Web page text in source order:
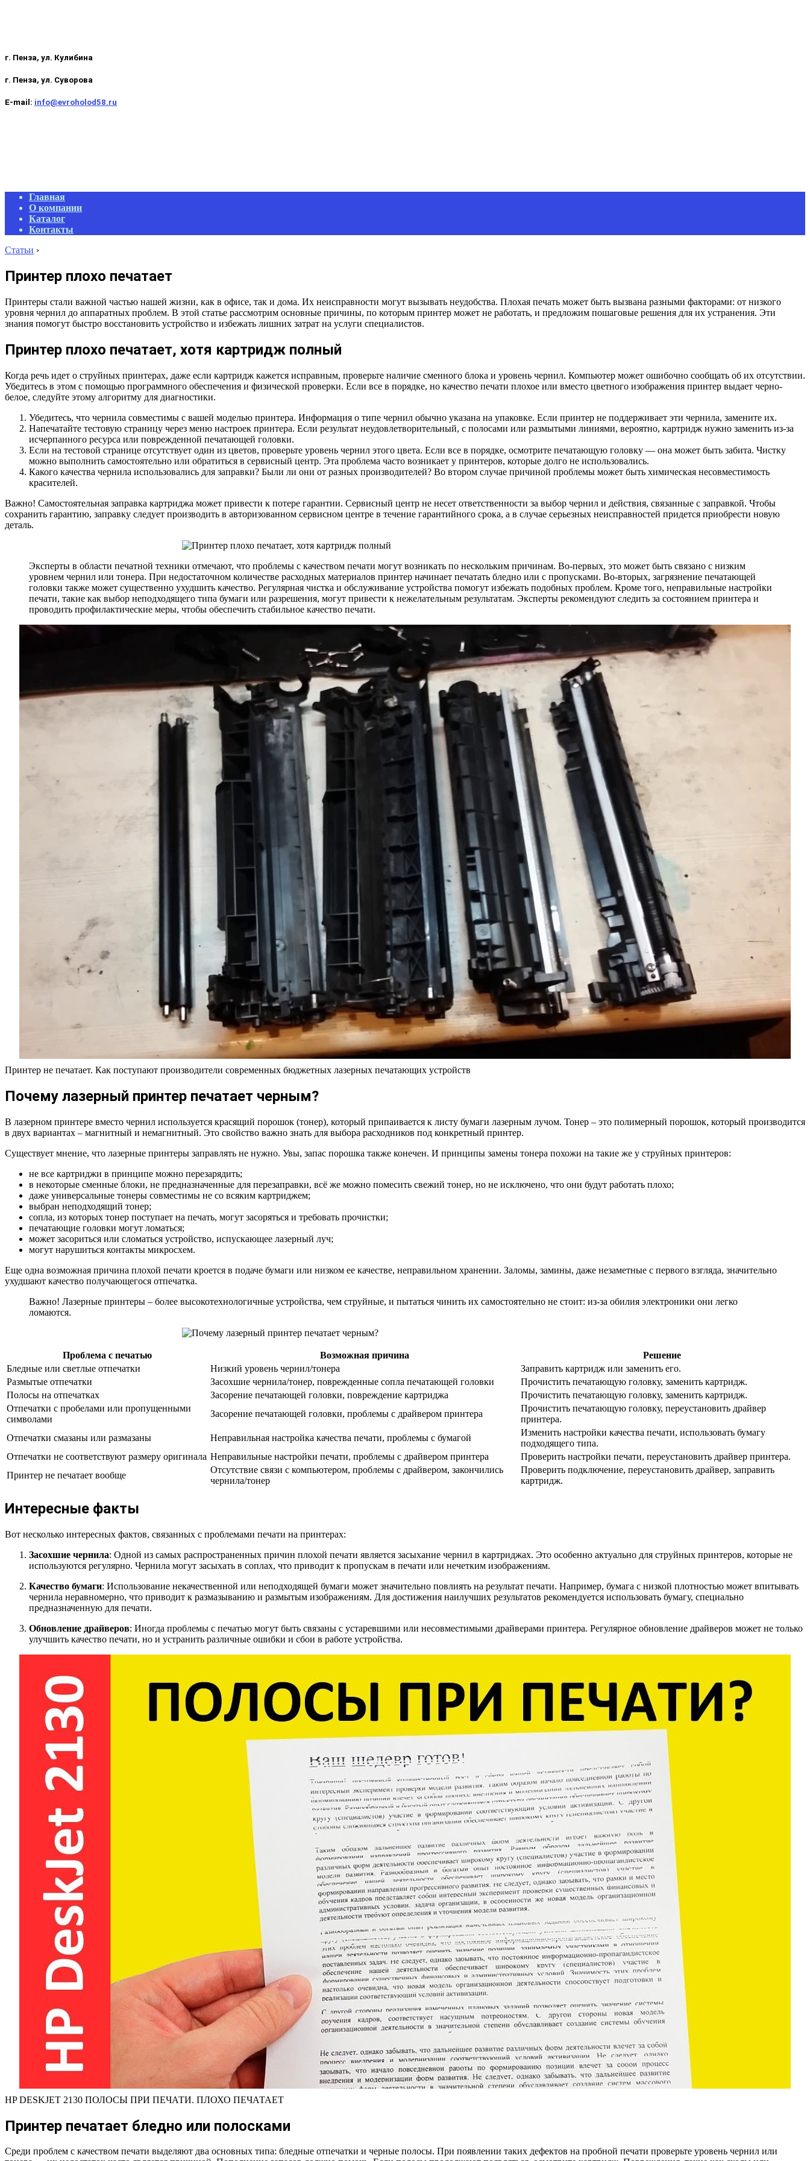
г. Пенза, ул. Кулибина
г. Пенза, ул. Суворова
E-mail: info@evroholod58.ru
Primary
Navigation
Menu
Главная
О компании
Каталог
Контакты
Статьи ›
Принтер плохо печатает
Принтеры стали важной частью нашей жизни, как в офисе, так и дома. Их неисправности могут вызывать неудобства. Плохая печать может быть вызвана разными факторами: от низкого
уровня чернил до аппаратных проблем. В этой статье рассмотрим основные причины, по которым принтер может не работать, и предложим пошаговые решения для их устранения. Эти
знания помогут быстро восстановить устройство и избежать лишних затрат на услуги специалистов.
Принтер плохо печатает, хотя картридж полный
Когда речь идет о струйных принтерах, даже если картридж кажется исправным, проверьте наличие сменного блока и уровень чернил. Компьютер может ошибочно сообщать об их отсутствии.
Убедитесь в этом с помощью программного обеспечения и физической проверки. Если все в порядке, но качество печати плохое или вместо цветного изображения принтер выдает черно-
белое, следуйте этому алгоритму для диагностики.
Убедитесь, что чернила совместимы с вашей моделью принтера. Информация о типе чернил обычно указана на упаковке. Если принтер не поддерживает эти чернила, замените их.
Напечатайте тестовую страницу через меню настроек принтера. Если результат неудовлетворительный, с полосами или размытыми линиями, вероятно, картридж нужно заменить из-за
исчерпанного ресурса или поврежденной печатающей головки.
Если на тестовой странице отсутствует один из цветов, проверьте уровень чернил этого цвета. Если все в порядке, осмотрите печатающую головку — она может быть забита. Чистку
можно выполнить самостоятельно или обратиться в сервисный центр. Эта проблема часто возникает у принтеров, которые долго не использовались.
Какого качества чернила использовались для заправки? Были ли они от разных производителей? Во втором случае причиной проблемы может быть химическая несовместимость
красителей.
Важно! Самостоятельная заправка картриджа может привести к потере гарантии. Сервисный центр не несет ответственности за выбор чернил и действия, связанные с заправкой. Чтобы
сохранить гарантию, заправку следует производить в авторизованном сервисном центре в течение гарантийного срока, а в случае серьезных неисправностей придется приобрести новую
деталь.
Эксперты в области печатной техники отмечают, что проблемы с качеством печати могут возникать по нескольким причинам. Во-первых, это может быть связано с низким
уровнем чернил или тонера. При недостаточном количестве расходных материалов принтер начинает печатать бледно или с пропусками. Во-вторых, загрязнение печатающей
головки также может существенно ухудшить качество. Регулярная чистка и обслуживание устройства помогут избежать подобных проблем. Кроме того, неправильные настройки
печати, такие как выбор неподходящего типа бумаги или разрешения, могут привести к нежелательным результатам. Эксперты рекомендуют следить за состоянием принтера и
проводить профилактические меры, чтобы обеспечить стабильное качество печати.
Принтер не печатает. Как поступают производители современных бюджетных лазерных печатающих устройств
Почему лазерный принтер печатает черным?
В лазерном принтере вместо чернил используется красящий порошок (тонер), который припаивается к листу бумаги лазерным лучом. Тонер – это полимерный порошок, который производится
в двух вариантах – магнитный и немагнитный. Это свойство важно знать для выбора расходников под конкретный принтер.
Существует мнение, что лазерные принтеры заправлять не нужно. Увы, запас порошка также конечен. И принципы замены тонера похожи на такие же у струйных принтеров:
не все картриджи в принципе можно перезарядить;
в некоторые сменные блоки, не предназначенные для перезаправки, всё же можно помесить свежий тонер, но не исключено, что они будут работать плохо;
даже универсальные тонеры совместимы не со всяким картриджем;
выбран неподходящий тонер;
сопла, из которых тонер поступает на печать, могут засоряться и требовать прочистки;
печатающие головки могут ломаться;
может засориться или сломаться устройство, испускающее лазерный луч;
могут нарушиться контакты микросхем.
Еще одна возможная причина плохой печати кроется в подаче бумаги или низком ее качестве, неправильном хранении. Заломы, замины, даже незаметные с первого взгляда, значительно
ухудшают качество получающегося отпечатка.
Важно! Лазерные принтеры – более высокотехнологичные устройства, чем струйные, и пытаться чинить их самостоятельно не стоит: из-за обилия электроники они легко
ломаются.
Проблема с печатью Возможная причина
Решение
Бледные или светлые отпечатки
Низкий уровень чернил/тонера
Заправить картридж или заменить его.
Размытые отпечатки
Засохшие чернила/тонер, поврежденные сопла печатающей головки
Прочистить печатающую головку, заменить картридж.
Полосы на отпечатках
Засорение печатающей головки, повреждение картриджа
Прочистить печатающую головку, заменить картридж.
Отпечатки с пробелами или пропущенными
символами
Засорение печатающей головки, проблемы с драйвером принтера
Прочистить печатающую головку, переустановить драйвер
принтера.
Отпечатки смазаны или размазаны
Неправильная настройка качества печати, проблемы с бумагой
Изменить настройки качества печати, использовать бумагу
подходящего типа.
Отпечатки не соответствуют размеру оригинала Неправильные настройки печати, проблемы с драйвером принтера
Проверить настройки печати, переустановить драйвер принтера.
Принтер не печатает вообще
Отсутствие связи с компьютером, проблемы с драйвером, закончились
чернила/тонер
Проверить подключение, переустановить драйвер, заправить
картридж.
Интересные факты
Вот несколько интересных фактов, связанных с проблемами печати на принтерах:
Засохшие чернила: Одной из самых распространенных причин плохой печати является засыхание чернил в картриджах. Это особенно актуально для струйных принтеров, которые не
используются регулярно. Чернила могут засыхать в соплах, что приводит к пропускам в печати или нечетким изображениям.
Качество бумаги: Использование некачественной или неподходящей бумаги может значительно повлиять на результат печати. Например, бумага с низкой плотностью может впитывать
чернила неравномерно, что приводит к размазыванию и размытым изображениям. Для достижения наилучших результатов рекомендуется использовать бумагу, специально
предназначенную для печати.
Обновление драйверов: Иногда проблемы с печатью могут быть связаны с устаревшими или несовместимыми драйверами принтера. Регулярное обновление драйверов может не только
улучшить качество печати, но и устранить различные ошибки и сбои в работе устройства.
HP DESKJET 2130 ПОЛОСЫ ПРИ ПЕЧАТИ. ПЛОХО ПЕЧАТАЕТ
Принтер печатает бледно или полосками
Среди проблем с качеством печати выделяют два основных типа: бледные отпечатки и черные полосы. При появлении таких дефектов на пробной печати проверьте уровень чернил или